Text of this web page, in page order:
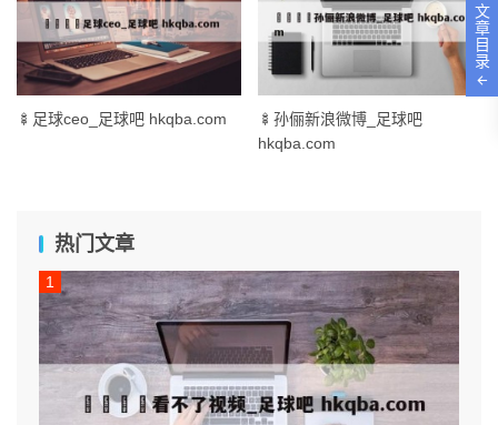
🍢足球ceo_足球吧 hkqba.com
🍢孙俪新浪微博_足球吧
hkqba.com
热门文章
文
章
目
录